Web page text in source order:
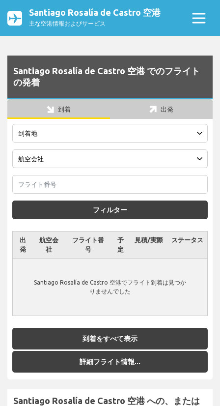
Santiago Rosalía de Castro 空港
主な空港情報およびサービス
Santiago Rosalía de Castro 空港 でのフライト
の発着
到着 出発
フィルター
出
発
航空会
社
フライト番
号
予
定
見積/実際 ステータス
Santiago Rosalía de Castro 空港でフライト到着は見つか
りませんでした
到着をすべて表示
詳細フライト情報...
Santiago Rosalía de Castro 空港 への、または